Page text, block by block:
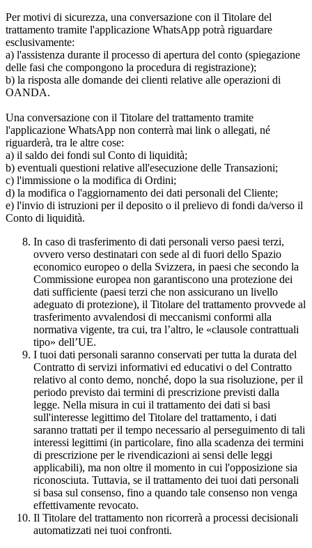
Per motivi di sicurezza, una conversazione con il Titolare del
trattamento tramite l'applicazione WhatsApp potrà riguardare
esclusivamente:
a) l'assistenza durante il processo di apertura del conto (spiegazione
delle fasi che compongono la procedura di registrazione);
b) la risposta alle domande dei clienti relative alle operazioni di
OANDA.
Una conversazione con il Titolare del trattamento tramite
l'applicazione WhatsApp non conterrà mai link o allegati, né
riguarderà, tra le altre cose:
a) il saldo dei fondi sul Conto di liquidità;
b) eventuali questioni relative all'esecuzione delle Transazioni;
c) l'immissione o la modifica di Ordini;
d) la modifica o l'aggiornamento dei dati personali del Cliente;
e) l'invio di istruzioni per il deposito o il prelievo di fondi da/verso il
Conto di liquidità.
In caso di trasferimento di dati personali verso paesi terzi,
ovvero verso destinatari con sede al di fuori dello Spazio
economico europeo o della Svizzera, in paesi che secondo la
Commissione europea non garantiscono una protezione dei
dati sufficiente (paesi terzi che non assicurano un livello
adeguato di protezione), il Titolare del trattamento provvede al
trasferimento avvalendosi di meccanismi conformi alla
normativa vigente, tra cui, tra l’altro, le «clausole contrattuali
tipo» dell’UE.
I tuoi dati personali saranno conservati per tutta la durata del
Contratto di servizi informativi ed educativi o del Contratto
relativo al conto demo, nonché, dopo la sua risoluzione, per il
periodo previsto dai termini di prescrizione previsti dalla
legge. Nella misura in cui il trattamento dei dati si basi
sull'interesse legittimo del Titolare del trattamento, i dati
saranno trattati per il tempo necessario al perseguimento di tali
interessi legittimi (in particolare, fino alla scadenza dei termini
di prescrizione per le rivendicazioni ai sensi delle leggi
applicabili), ma non oltre il momento in cui l'opposizione sia
riconosciuta. Tuttavia, se il trattamento dei tuoi dati personali
si basa sul consenso, fino a quando tale consenso non venga
effettivamente revocato.
Il Titolare del trattamento non ricorrerà a processi decisionali
automatizzati nei tuoi confronti.